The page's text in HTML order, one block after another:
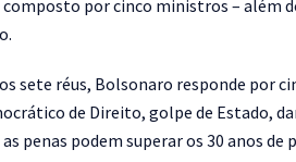
por cinco ministros – além
sete réus, Bolsonaro responde por
de Direito, golpe de Estado,
penas podem superar os 30 anos de